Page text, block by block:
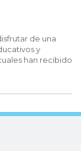
de una
y
han recibido